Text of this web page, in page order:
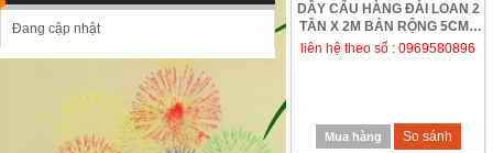
DÂY CẨU HÀNG ĐÀI LOAN 2
TÂN X 2M BẢN RỘNG 5CM -
THIẾT BỊ NÂNG...
liên hệ theo số : 0969580896
Mua hàng So sánh
Đang cập nhật